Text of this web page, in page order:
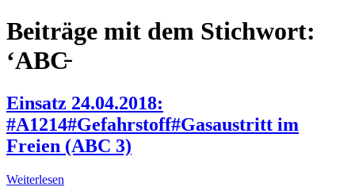
Beiträge mit dem Stichwort:
‘ABC̵
Einsatz 24.04.2018:
#A1214#Gefahrstoff#Gasaustritt im
Freien (ABC 3)
Weiterlesen